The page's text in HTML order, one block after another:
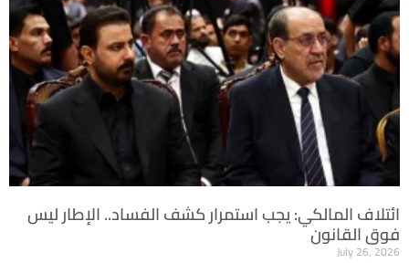
ائتلاف المالكي: يجب استمرار كشف الفساد.. الإطار ليس
فوق القانون
July 26, 2026